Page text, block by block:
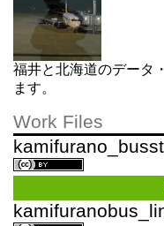
福井と北海道のデータ
ます。
Work Files